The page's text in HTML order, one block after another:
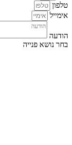
טלפון
אימייל
הודעה
בחר נושא פנייה